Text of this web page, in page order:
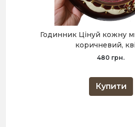
Годинник Цінуй кожну
коричневий,
480 грн.
Купити